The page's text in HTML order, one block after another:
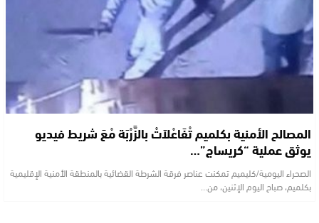
المصالح الأمنية بكلميم تْفَاعْلاَتْ بالزَّرْبَة مْعَ شريط فيديو
يوثق عملية “كريساج”…
الصحراء اليومية/كليميم تمكنت عناصر فرقة الشرطة القضائية بالمنطقة الأمنية الإقليمية
بكلميم، صباح اليوم الإثنين، من…